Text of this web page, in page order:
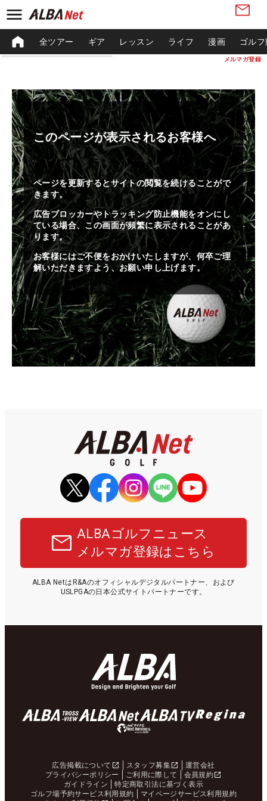
メルマガ登録
全ツアー ギア レッスン ライフ 漫画 ゴル
このページが表示されるお客様へ
ページを更新するとサイトの閲覧を続けることがで
きます。
広告ブロッカーやトラッキング防止機能をオンにし
ている場合、この画面が頻繁に表示されることがあ
ります。
お客様にはご不便をおかけいたしますが、何卒ご理
解いただきますよう、お願い申し上げます。
ALBAゴルフニュース
メルマガ登録はこちら
ALBA NetはR&Aのオフィシャルデジタルパートナー、および
USLPGAの日本公式サイトパートナーです。
広告掲載について スタッフ募集
運営会社
プライバシーポリシー
ご利用に際して
会員規約
ガイドライン
特定商取引法に基づく表示
ゴルフ場予約サービス利用規約
マイページサービス利用規約